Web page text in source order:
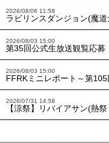
2026/08/06 11:58
ラビリンスダンジョン(魔
2026/08/03 15:00
第35回公式生放送観覧応募
2026/08/03 15:00
FFRKミニレポート～第105
2026/07/31 14:58
【涼祭】リバイアサン(熱